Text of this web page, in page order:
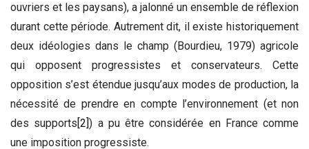
ouvriers et les paysans), a jalonné un ensemble de réflexion
durant cette période. Autrement dit, il existe historiquement
deux idéologies dans le champ (Bourdieu, 1979) agricole
qui opposent progressistes et conservateurs. Cette
opposition s’est étendue jusqu’aux modes de production, la
nécessité de prendre en compte l’environnement (et non
des supports[2]) a pu être considérée en France comme
une imposition progressiste.